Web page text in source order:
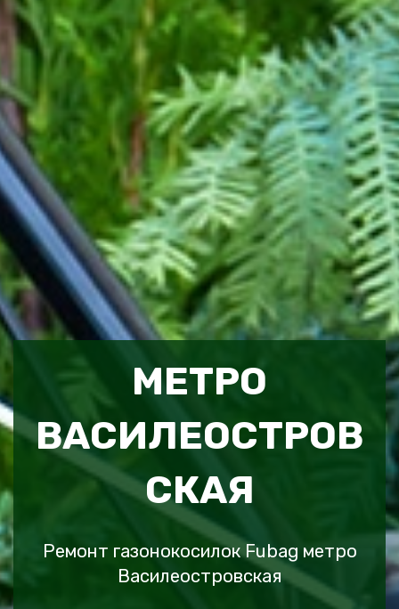
МЕТРО
ВАСИЛЕОСТРОВ
СКАЯ
Ремонт газонокосилок Fubag метро
Василеостровская